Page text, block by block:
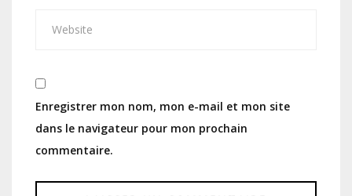
Enregistrer mon nom, mon e-mail et mon site
dans le navigateur pour mon prochain
commentaire.